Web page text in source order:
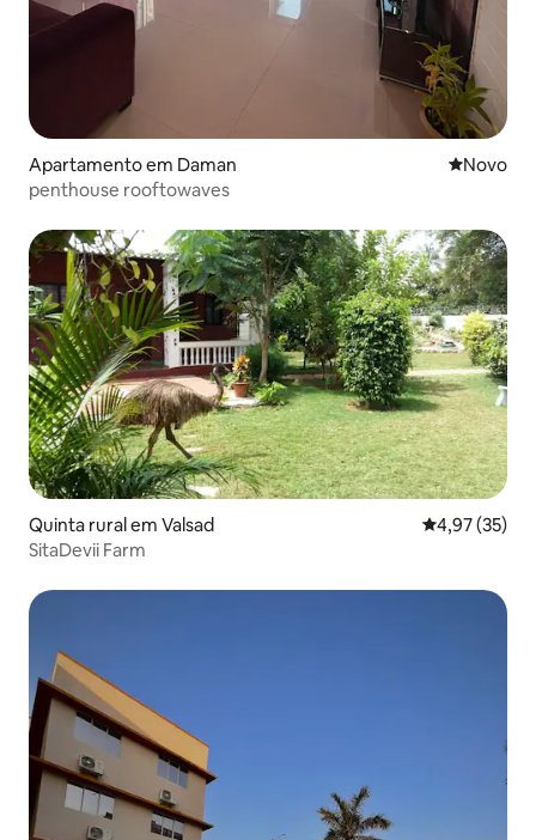
Apartamento em Daman Novo
Novo
penthouse rooftowaves
Quinta rural em Valsad Classificação
4,97 (35)
SitaDevii Farm